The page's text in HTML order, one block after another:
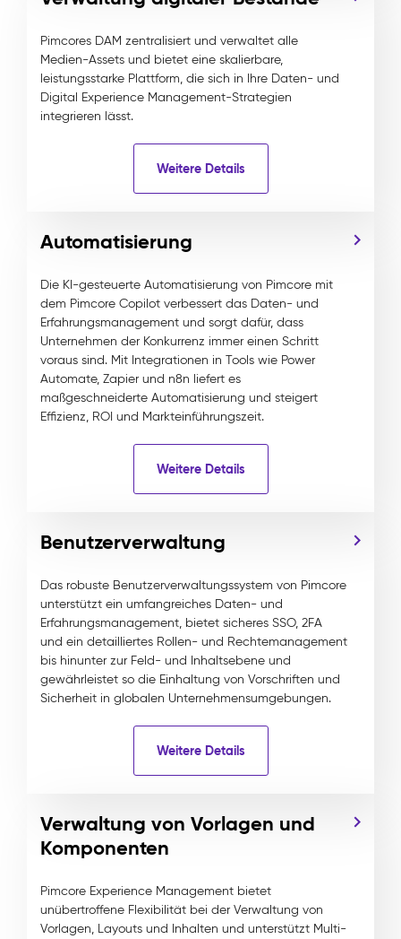
Pimcores DAM zentralisiert und verwaltet alle
Medien-Assets und bietet eine skalierbare,
leistungsstarke Plattform, die sich in Ihre Daten- und
Digital Experience Management-Strategien
integrieren lässt.
Weitere Details
Automatisierung
Die KI-gesteuerte Automatisierung von Pimcore mit
dem Pimcore Copilot verbessert das Daten- und
Erfahrungsmanagement und sorgt dafür, dass
Unternehmen der Konkurrenz immer einen Schritt
voraus sind. Mit Integrationen in Tools wie Power
Automate, Zapier und n8n liefert es
maßgeschneiderte Automatisierung und steigert
Effizienz, ROI und Markteinführungszeit.
Weitere Details
Benutzerverwaltung
Das robuste Benutzerverwaltungssystem von Pimcore
unterstützt ein umfangreiches Daten- und
Erfahrungsmanagement, bietet sicheres SSO, 2FA
und ein detailliertes Rollen- und Rechtemanagement
bis hinunter zur Feld- und Inhaltsebene und
gewährleistet so die Einhaltung von Vorschriften und
Sicherheit in globalen Unternehmensumgebungen.
Weitere Details
Verwaltung von Vorlagen und
Komponenten
Pimcore Experience Management bietet
unübertroffene Flexibilität bei der Verwaltung von
Vorlagen, Layouts und Inhalten und unterstützt Multi-